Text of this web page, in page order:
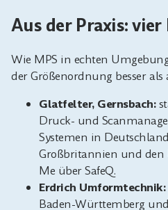
Aus der Praxis:
Wie MPS in echten
der Größenordnung besser als
Glatfelter, Gernsbach:
Druck- und
Systemen in
Großbritannien und den
Me über SafeQ.
Erdrich Umformtechnik:
Baden-Württemberg